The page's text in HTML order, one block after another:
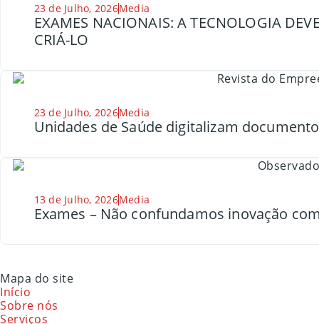
23 de Julho, 2026Media
EXAMES NACIONAIS: A TECNOLOGIA
CRIÁ-LO
23 de Julho, 2026Media
Unidades de Saúde digitalizam
13 de Julho, 2026Media
Exames – Não confundamos inovação
Mapa do site
Início
Sobre nós
Serviços